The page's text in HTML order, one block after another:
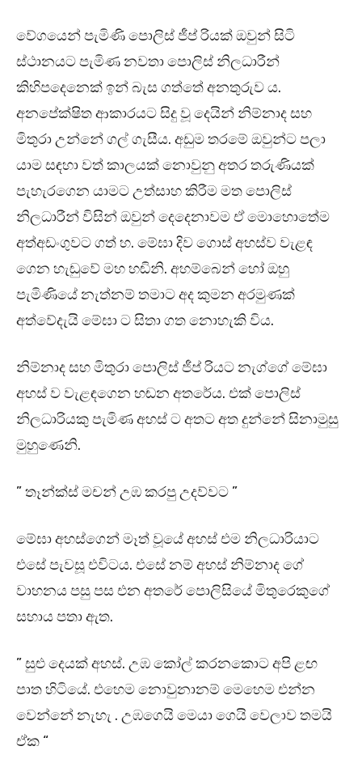
වේගයෙන් පැමිණි පොලිස් ජීප් රියක් ඔවුන් සිටි
ස්ථානයට පැමිණ නවතා පොලිස් නිලධාරීන්
කිහිපදෙනෙක් ඉන් බැස ගත්තේ අනතුරුව ය.
අනපේක්ෂිත ආකාරයට සිදු වූ දෙයින් නිම්නාද සහ
මිතුරා උන්නේ ගල් ගැසීය. අඩුම තරමේ ඔවුන්ට පලා
යාම සඳහා වත් කාලයක් නොවුනු අතර තරුණියක්
පැහැරගෙන යාමට උත්සාහ කිරීම මත පොලිස්
නිලධාරීන් විසින් ඔවුන් දෙදෙනාවම ඒ මොහොතේම
අත්අඩංගුවට ගත් හ. මේඝා දිව ගොස් අහස්ව වැළඳ
ගෙන හැඬුවේ මහ හඬිනි. අහම්බෙන් හෝ ඔහු
පැමිණියේ නැත්නම් තමාට අද කුමන අරමුණක්
අත්වේදැයි මේඝා ට සිතා ගත නොහැකි විය.
නිම්නාද සහ මිතුරා පොලිස් ජීප් රියට නැග්ගේ මේඝා
අහස් ව වැළඳගෙන හඬන අතරේය. එක් පොලිස්
නිලධාරියකු පැමිණ අහස් ට අතට අත දුන්නේ සිනාමුසු
මුහුණෙනි.
” තෑන්ක්ස් මචන් උඹ කරපු උදව්වට ”
මේඝා අහස්ගෙන් මෑත් වූයේ අහස් එම නිලධාරියාට
එසේ පැවසූ එවිටය. එසේ නම් අහස් නිම්නාද ගේ
වාහනය පසු පස එන අතරේ පොලිසියේ මිතුරෙකුගේ
සහාය පතා ඇත.
” සුළු දෙයක් අහස්. උඹ කෝල් කරනකොට අපි ළඟ
පාත හිටියේ. එහෙම නොවුනානම් මෙහෙම එන්න
වෙන්නේ නැහැ . උඹගෙයි මෙයා ගෙයි වෙලාව තමයි
ඒක “